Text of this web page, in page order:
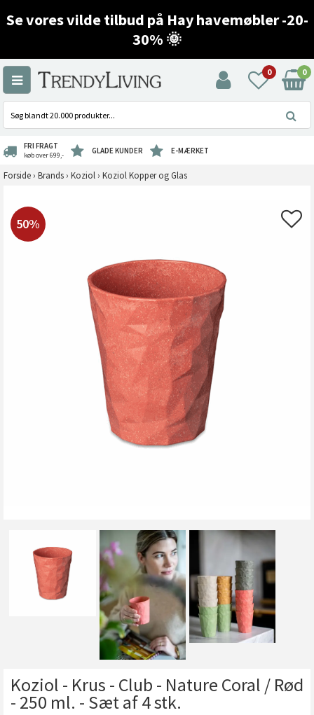
Se vores vilde tilbud på Hay havemøbler -20-
30% 🌞
0 0
FRI FRAGT
køb over 699,- GLADE KUNDER E-MÆRKET
Forside › Brands › Koziol › Koziol Kopper og Glas
50%
Koziol - Krus - Club - Nature Coral / Rød
- 250 ml. - Sæt af 4 stk.